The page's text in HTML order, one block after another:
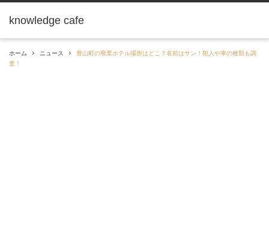
knowledge cafe
ホーム ニュース
豊山町の廃業ホテル場所はどこ？名前はサン！犯人や車の種類も調
査！